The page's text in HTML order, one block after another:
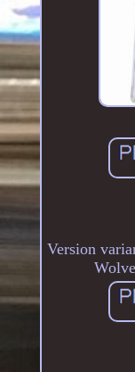
Version